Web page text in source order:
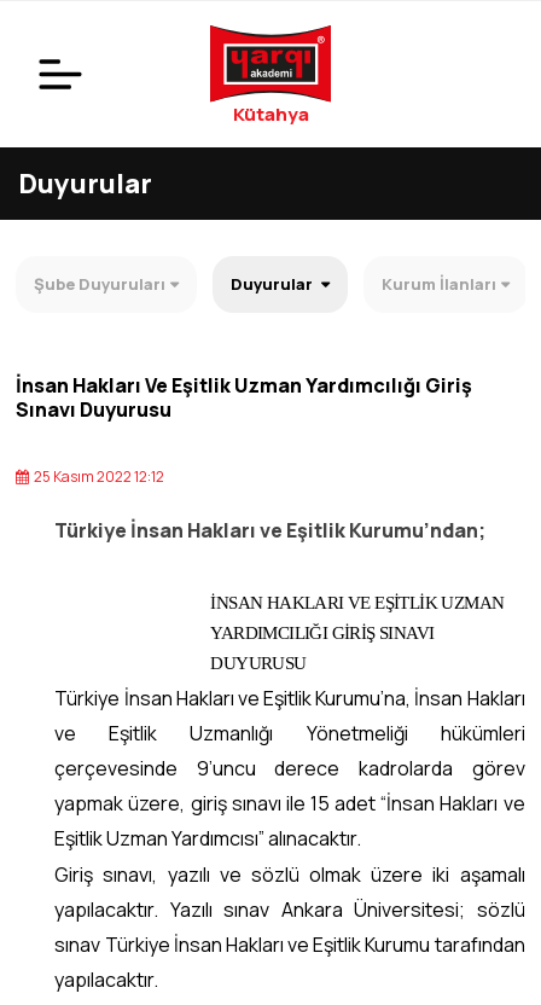
Kütahya
Duyurular
Şube Duyuruları Duyurular Kurum İlanları
İnsan Hakları Ve Eşitlik Uzman Yardımcılığı Giriş
Sınavı Duyurusu
25 Kasım 2022 12:12
Türkiye İnsan Hakları ve Eşitlik Kurumu’ndan;
İNSAN HAKLARI VE EŞİTLİK UZMAN
YARDIMCILIĞI GİRİŞ SINAVI
DUYURUSU
Türkiye İnsan Hakları ve Eşitlik Kurumu’na, İnsan Hakları
ve Eşitlik Uzmanlığı Yönetmeliği hükümleri
çerçevesinde 9’uncu derece kadrolarda görev
yapmak üzere, giriş sınavı ile 15 adet “İnsan Hakları ve
Eşitlik Uzman Yardımcısı” alınacaktır.
Giriş sınavı, yazılı ve sözlü olmak üzere iki aşamalı
yapılacaktır. Yazılı sınav Ankara Üniversitesi; sözlü
sınav Türkiye İnsan Hakları ve Eşitlik Kurumu tarafından
yapılacaktır.